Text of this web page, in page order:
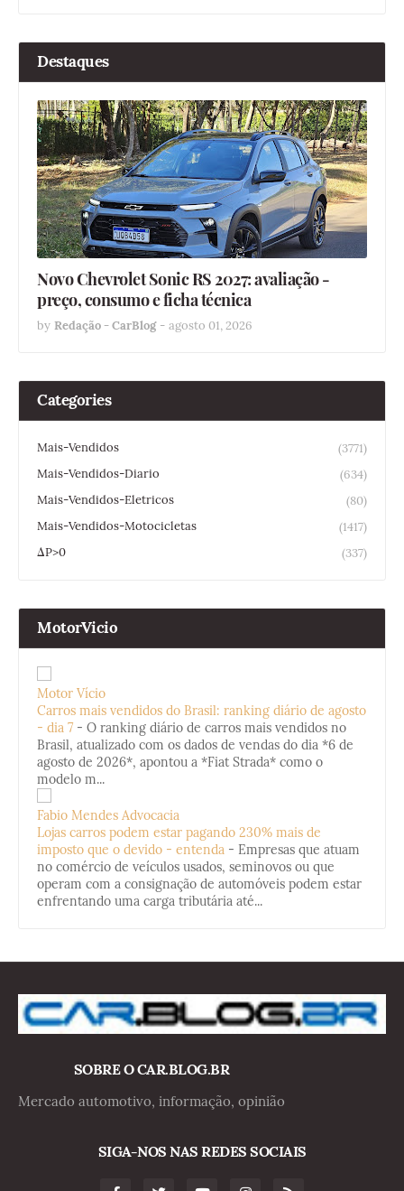
Destaques
Novo Chevrolet Sonic RS 2027: avaliação -
preço, consumo e ficha técnica
by Redação - CarBlog - agosto 01, 2026
Categories
Mais-Vendidos
(3771)
Mais-Vendidos-Diario
(634)
Mais-Vendidos-Eletricos
(80)
Mais-Vendidos-Motocicletas
(1417)
ΔP>0
(337)
MotorVicio
Motor Vício
Carros mais vendidos do Brasil: ranking diário de agosto
- dia 7 - O ranking diário de carros mais vendidos no
Brasil, atualizado com os dados de vendas do dia *6 de
agosto de 2026*, apontou a *Fiat Strada* como o
modelo m...
Fabio Mendes Advocacia
Lojas carros podem estar pagando 230% mais de
imposto que o devido - entenda - Empresas que atuam
no comércio de veículos usados, seminovos ou que
operam com a consignação de automóveis podem estar
enfrentando uma carga tributária até...
SOBRE O CAR.BLOG.BR
Mercado automotivo, informação, opinião
SIGA-NOS NAS REDES SOCIAIS